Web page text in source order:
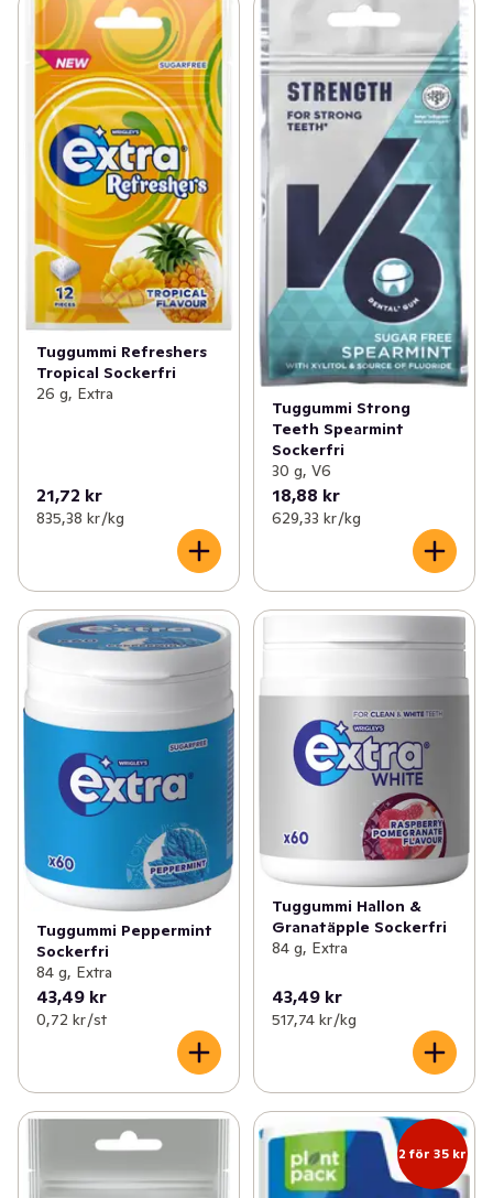
Tuggummi Refreshers
Tropical Sockerfri
26 g, Extra
21,72 kr
835,38 kr /kg
Tuggummi Strong
Teeth Spearmint
Sockerfri
30 g, V6
18,88 kr
629,33 kr /kg
Tuggummi Peppermint
Sockerfri
84 g, Extra
43,49 kr
0,72 kr /st
Tuggummi Hallon &
Granatäpple Sockerfri
84 g, Extra
43,49 kr
517,74 kr /kg
2 för 35 kr